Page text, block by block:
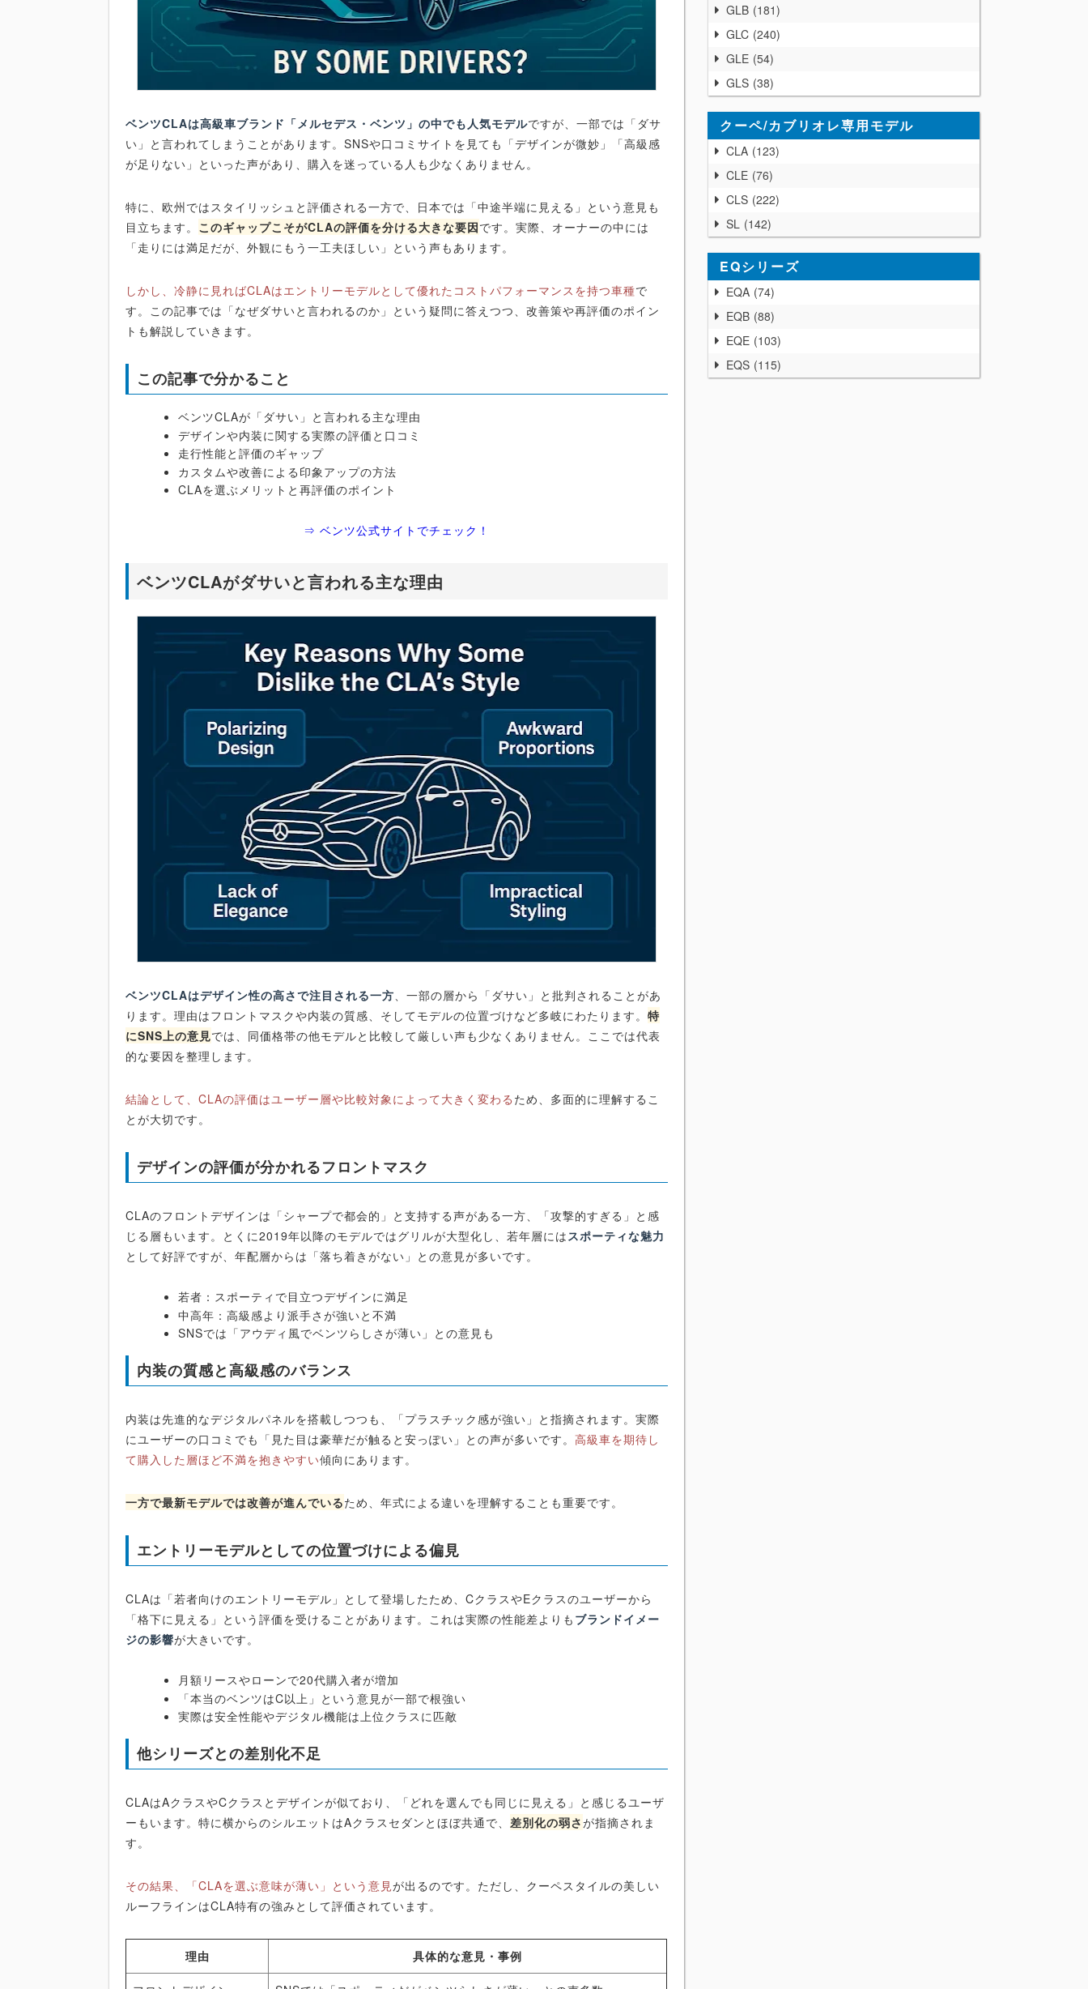
ベンツCLAは高級車ブランド「メルセデス・ベンツ」の中でも人気モデルですが、一部では「ダサ
い」と言われてしまうことがあります。SNSや口コミサイトを見ても「デザインが微妙」「高級感
が足りない」といった声があり、購入を迷っている人も少なくありません。
特に、欧州ではスタイリッシュと評価される一方で、日本では「中途半端に見える」という意見も
目立ちます。 このギャップこそがCLAの評価を分ける大きな要因です。実際、オーナーの中には
「走りには満足だが、外観にもう一工夫ほしい」という声もあります。
しかし、冷静に見ればCLAはエントリーモデルとして優れたコストパフォーマンスを持つ車種で
す。この記事では「なぜダサいと言われるのか」という疑問に答えつつ、改善策や再評価のポイン
トも解説していきます。
この記事で分かること
ベンツCLAが「ダサい」と言われる主な理由
デザインや内装に関する実際の評価と口コミ
走行性能と評価のギャップ
カスタムや改善による印象アップの方法
CLAを選ぶメリットと再評価のポイント
⇒ ベンツ公式サイトでチェック！
ベンツCLAがダサいと言われる主な理由
ベンツCLAはデザイン性の高さで注目される一方、一部の層から「ダサい」と批判されることがあ
ります。理由はフロントマスクや内装の質感、そしてモデルの位置づけなど多岐にわたります。特
にSNS上の意見では、同価格帯の他モデルと比較して厳しい声も少なくありません。ここでは代表
的な要因を整理します。
結論として、CLAの評価はユーザー層や比較対象によって大きく変わる ため、多面的に理解するこ
とが大切です。
デザインの評価が分かれるフロントマスク
CLAのフロントデザインは「シャープで都会的」と支持する声がある一方、「攻撃的すぎる」と感
じる層もいます。とくに2019年以降のモデルではグリルが大型化し、若年層にはスポーティな魅力
として好評ですが、年配層からは「落ち着きがない」との意見が多いです。
若者：スポーティで目立つデザインに満足
中高年：高級感より派手さが強いと不満
SNSでは「アウディ風でベンツらしさが薄い」との意見も
内装の質感と高級感のバランス
内装は先進的なデジタルパネルを搭載しつつも、「プラスチック感が強い」と指摘されます。実際
にユーザーの口コミでも「見た目は豪華だが触ると安っぽい」との声が多いです。高級車を期待し
て購入した層ほど不満を抱きやすい傾向にあります。
一方で最新モデルでは改善が進んでいるため、年式による違いを理解することも重要です。
エントリーモデルとしての位置づけによる偏見
CLAは「若者向けのエントリーモデル」として登場したため、CクラスやEクラスのユーザーから
「格下に見える」という評価を受けることがあります。これは実際の性能差よりも ブランドイメー
ジの影響が大きいです。
月額リースやローンで20代購入者が増加
「本当のベンツはC以上」という意見が一部で根強い
実際は安全性能やデジタル機能は上位クラスに匹敵
他シリーズとの差別化不足
CLAはAクラスやCクラスとデザインが似ており、「どれを選んでも同じに見える」と感じるユーザ
ーもいます。特に横からのシルエットはAクラスセダンとほぼ共通で、差別化の弱さが指摘されま
す。
その結果、「CLAを選ぶ意味が薄い」という意見が出るのです。ただし、クーペスタイルの美しい
ルーフラインはCLA特有の強みとして評価されています。
理由 具体的な意見・事例
GLB 181
GLC 240
GLE 54
GLS 38
クーペ/カブリオレ専用モデル
CLA 123
CLE 76
CLS 222
SL 142
EQシリーズ
EQA 74
EQB 88
EQE 103
EQS 115